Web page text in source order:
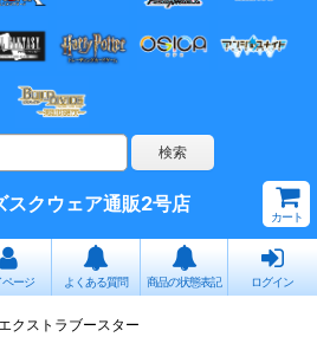
スクウェア通販2号店
カート
ージ よくある質問 商品の状態表記 ログイン
クストラブースター